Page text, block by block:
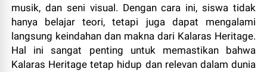
musik, dan seni visual. Dengan cara ini, siswa tidak
hanya belajar teori, tetapi juga dapat mengalami
langsung keindahan dan makna dari Kalaras Heritage.
Hal ini sangat penting untuk memastikan bahwa
Kalaras Heritage tetap hidup dan relevan dalam dunia